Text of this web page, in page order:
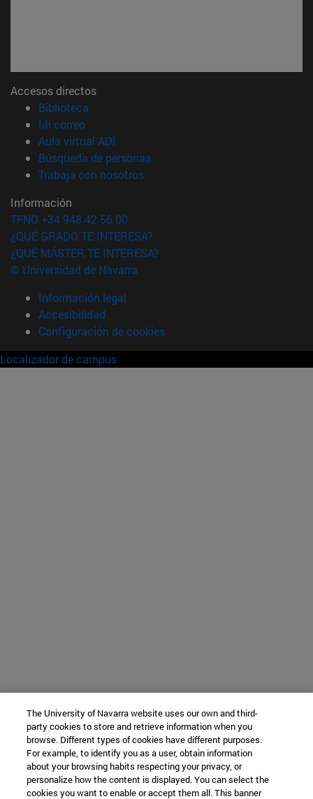
Accesos directos
Biblioteca
Mi correo(abre en nueva ventana)
Aula virtual ADI
Búsqueda de personas(abre en nueva ventana)
Trabaja con nosotros(abre en nueva ventana)
Información
TFNO +34 948 42 56 00
¿QUÉ GRADO TE INTERESA?
¿QUÉ MÁSTER TE INTERESA?
© Universidad de Navarra
Información legal
Accesibilidad
Configuración de cookies
Localizador de campus
The University of Navarra website uses our own and third-
party cookies to store and retrieve information when you
browse. Different types of cookies have different purposes.
For example, to identify you as a user, obtain information
about your browsing habits respecting your privacy, or
personalize how the content is displayed. You can select the
cookies you want to enable or accept them all. This banner